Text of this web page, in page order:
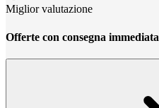
Miglior valutazione
Offerte con consegna immediata